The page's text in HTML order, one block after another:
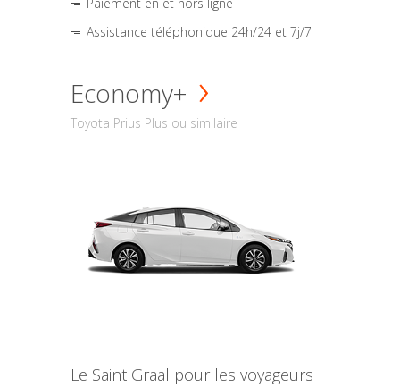
Assistance téléphonique 24h/24 et 7j/7
Economy+
Toyota Prius Plus ou similaire
Le Saint Graal pour les voyageurs